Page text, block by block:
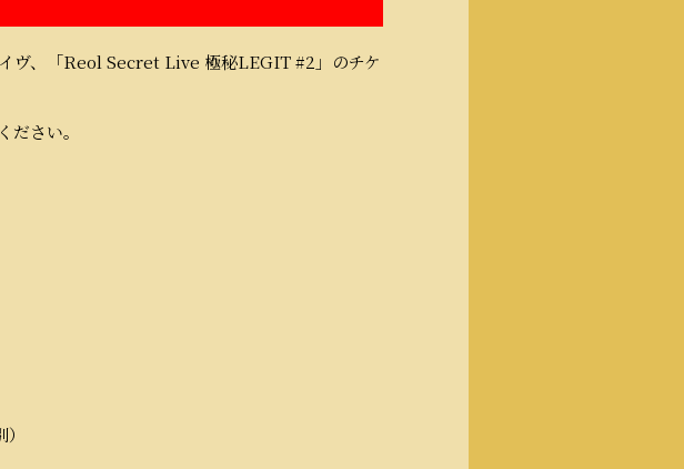
ヴ、「Reol Secret Live 極秘LEGIT #2」のチケ
ださい。